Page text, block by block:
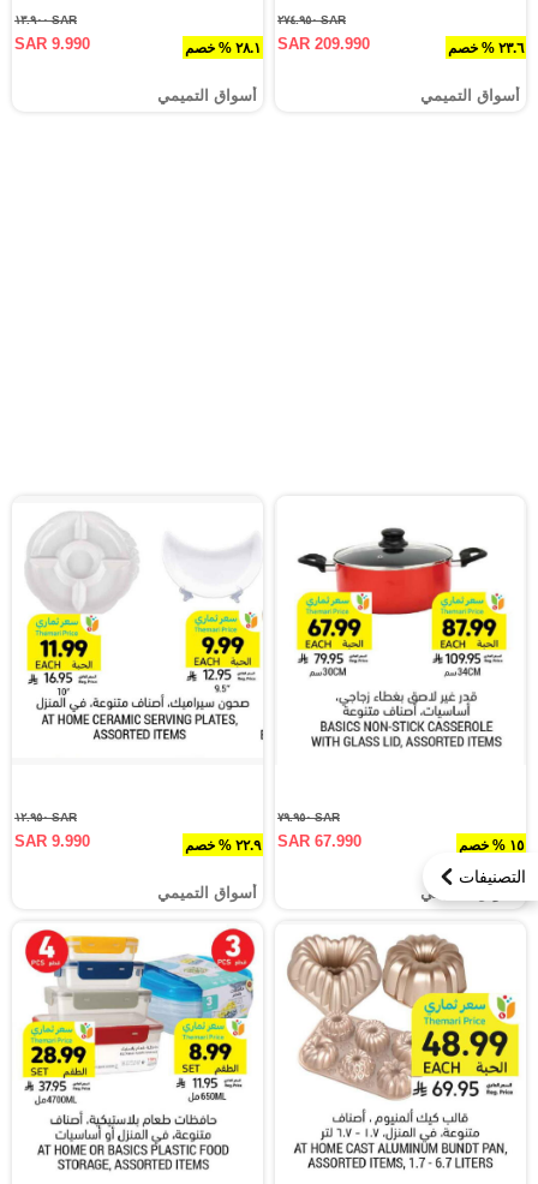
التصنيفات
٢٣.٦ % خصم
SAR ٢٧٤.٩٥٠
SAR 209.990
أسواق التميمي
٢٨.١ % خصم
SAR ١٣.٩٠٠
SAR 9.990
أسواق التميمي
١٥ % خصم
SAR ٧٩.٩٥٠
SAR 67.990
أسواق التميمي
٢٢.٩ % خصم
SAR ١٢.٩٥٠
SAR 9.990
أسواق التميمي